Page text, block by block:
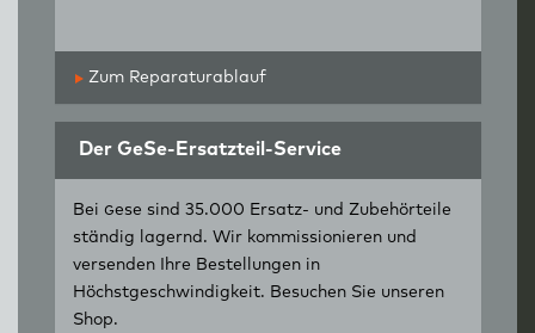
Zum Reparaturablauf
Der GeSe-Ersatzteil-Service
Bei gese sind 35.000 Ersatz- und Zubehörteile
ständig lagernd. Wir kommissionieren und
versenden Ihre Bestellungen in
Höchstgeschwindigkeit. Besuchen Sie unseren
Shop.